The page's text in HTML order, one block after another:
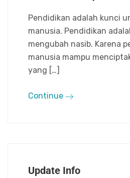
Pendidikan adalah kunci
manusia. Pendidikan
mengubah nasib. Karena
manusia mampu
yang […]
Continue
Update Info